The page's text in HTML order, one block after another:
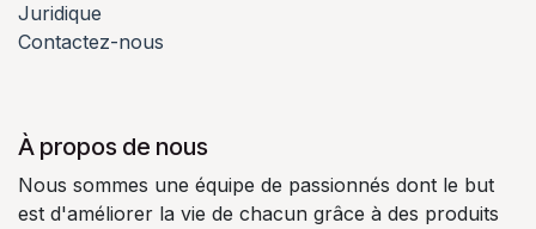
Juridique
Contactez-nous
À propos de nous
Nous sommes une équipe de passionnés dont le but
est d'améliorer la vie de chacun grâce à des produits